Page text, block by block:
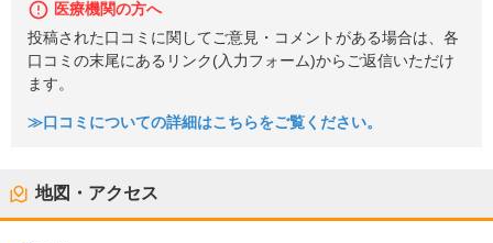
医療機関の方へ
投稿された口コミに関してご意見・コメントがある場合は、各
口コミの末尾にあるリンク(入力フォーム)からご返信いただけ
ます。
≫口コミについての詳細はこちらをご覧ください。
地図・アクセス